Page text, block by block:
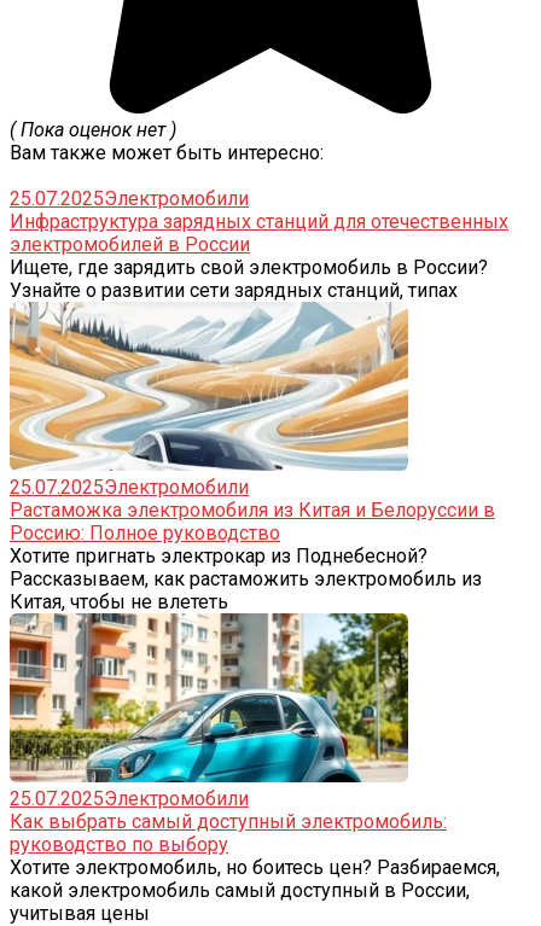
( Пока оценок нет )
Вам также может быть интересно:
25.07.2025Электромобили
Инфраструктура зарядных станций для отечественных
электромобилей в России
Ищете, где зарядить свой электромобиль в России?
Узнайте о развитии сети зарядных станций, типах
25.07.2025Электромобили
Растаможка электромобиля из Китая и Белоруссии в
Россию: Полное руководство
Хотите пригнать электрокар из Поднебесной?
Рассказываем, как растаможить электромобиль из
Китая, чтобы не влететь
25.07.2025Электромобили
Как выбрать самый доступный электромобиль:
руководство по выбору
Хотите электромобиль, но боитесь цен? Разбираемся,
какой электромобиль самый доступный в России,
учитывая цены